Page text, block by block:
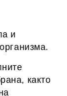
и
както